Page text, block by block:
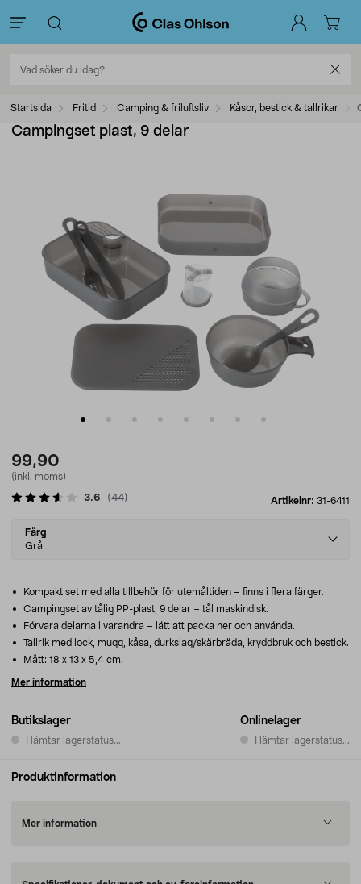
Startsida Fritid Camping & friluftsliv Kåsor, bestick & tallrikar
Campingset plast, 9 delar
99,90
(inkl. moms)
Artikelnr: 31-6411
3.6 (44)
Select
variant
Färg
Grå
Butikslager
Hämtar lagerstatus...
Onlinelager
Hämtar lagerstatus...
Kompakt set med alla tillbehör för utemåltiden – finns i flera färger.
Campingset av tålig PP-plast, 9 delar – tål maskindisk.
Förvara delarna i varandra – lätt att packa ner och använda.
Tallrik med lock, mugg, kåsa, durkslag/skärbräda, kryddbruk och bestick.
Mått: 18 x 13 x 5,4 cm.
Mer information
Produktinformation
Mer information